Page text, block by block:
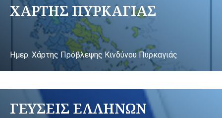
ΧΑΡΤΗΣ ΠΥΡΚΑΓΙΑΣ
Ημερ. Χάρτης Πρόβλεψης Κινδύνου Πυρκαγιάς
ΓΕΥΣΕΙΣ ΕΛΛΗΝΩΝ